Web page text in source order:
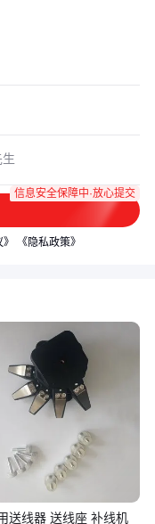
信息安全保障中·放心提交
《隐私政策》
送线器 送线座 补线机